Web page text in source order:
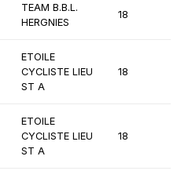
TEAM B.B.L.
HERGNIES
18
ETOILE
CYCLISTE LIEU
ST A
18
ETOILE
CYCLISTE LIEU
ST A
18